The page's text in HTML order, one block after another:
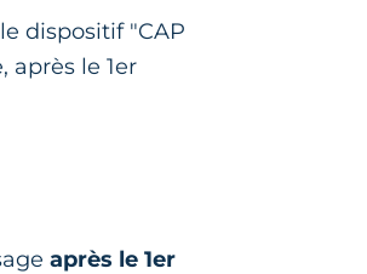
dispositif "CAP
après le 1er
après le 1er